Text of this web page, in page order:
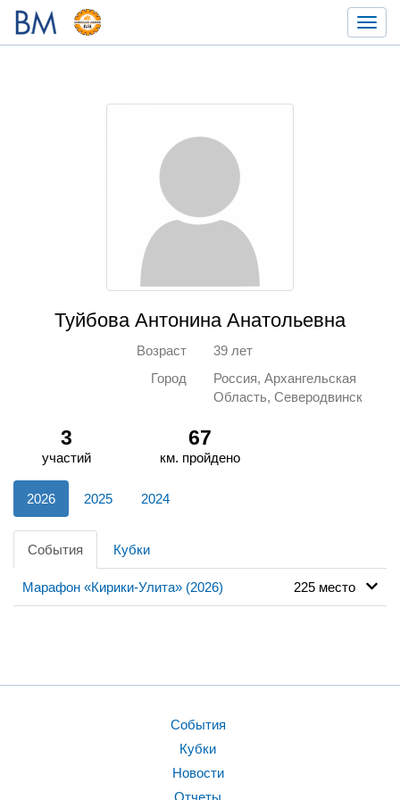
Туйбова Антонина Анатольевна
Возраст
39 лет
Город
Россия, Архангельская
Область, Северодвинск
3
участий
67
км. пройдено
2026 2025 2024
События Кубки
Марафон «Кирики-Улита» (2026) 225 место
События
Кубки
Новости
Отчеты